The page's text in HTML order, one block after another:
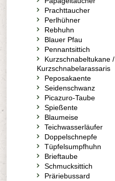
Prachttaucher
Perlhühner
Rebhuhn
Blauer Pfau
Pennantsittich
Kurzschnabeltukane /
Kurzschnabelarassaris
Peposakaente
Seidenschwanz
Picazuro-Taube
Spießente
Blaumeise
Teichwasserläufer
Doppelschnepfe
Tüpfelsumpfhuhn
Brieftaube
Schmucksittich
Präriebussard